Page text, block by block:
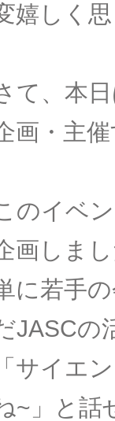
嬉しく
て、本
画・主
のイベ
画しま
に若手
JASCの
「サイエ
~」と話